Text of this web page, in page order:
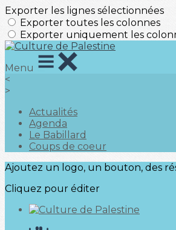
Exporter les lignes sélectionnées
Exporter toutes les colonnes
Exporter uniquement les
Menu
<
>
Actualités
Agenda
Le Babillard
Coups de coeur
Ajoutez un logo, un bouton, des
Cliquez pour éditer